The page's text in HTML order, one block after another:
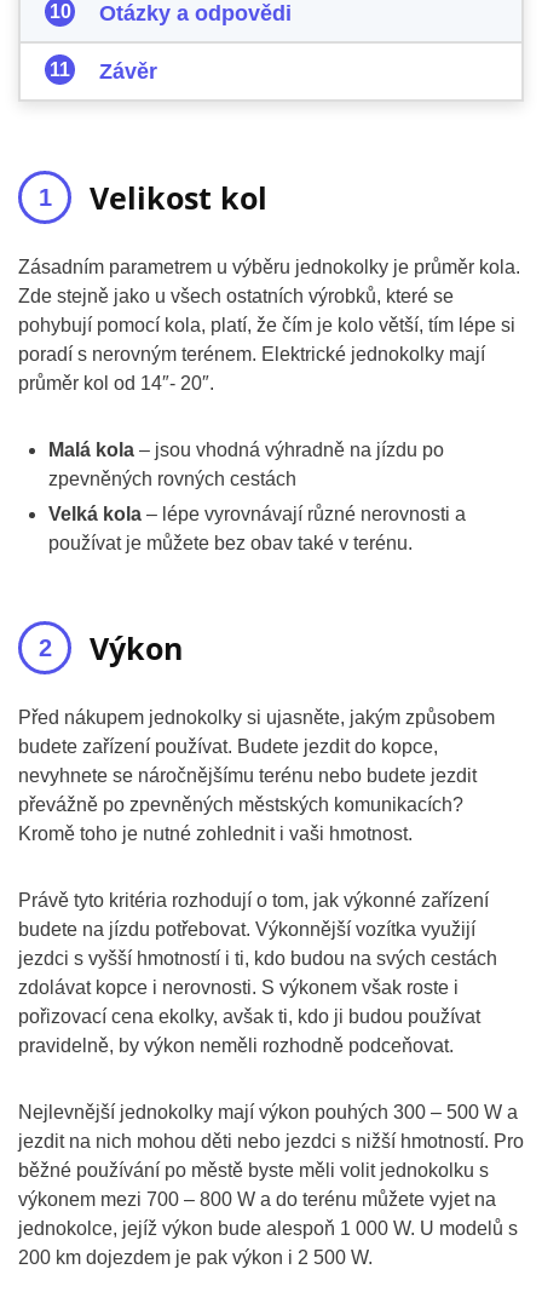
Otázky a odpovědi
Závěr
Velikost kol
Zásadním parametrem u výběru jednokolky je průměr kola.
Zde stejně jako u všech ostatních výrobků, které se
pohybují pomocí kola, platí, že čím je kolo větší, tím lépe si
poradí s nerovným terénem. Elektrické jednokolky mají
průměr kol od 14″- 20″.
Malá kola – jsou vhodná výhradně na jízdu po
zpevněných rovných cestách
Velká kola – lépe vyrovnávají různé nerovnosti a
používat je můžete bez obav také v terénu.
Výkon
Před nákupem jednokolky si ujasněte, jakým způsobem
budete zařízení používat. Budete jezdit do kopce,
nevyhnete se náročnějšímu terénu nebo budete jezdit
převážně po zpevněných městských komunikacích?
Kromě toho je nutné zohlednit i vaši hmotnost.
Právě tyto kritéria rozhodují o tom, jak výkonné zařízení
budete na jízdu potřebovat. Výkonnější vozítka využijí
jezdci s vyšší hmotností i ti, kdo budou na svých cestách
zdolávat kopce i nerovnosti. S výkonem však roste i
pořizovací cena ekolky, avšak ti, kdo ji budou používat
pravidelně, by výkon neměli rozhodně podceňovat.
Nejlevnější jednokolky mají výkon pouhých 300 – 500 W a
jezdit na nich mohou děti nebo jezdci s nižší hmotností. Pro
běžné používání po městě byste měli volit jednokolku s
výkonem mezi 700 – 800 W a do terénu můžete vyjet na
jednokolce, jejíž výkon bude alespoň 1 000 W. U modelů s
200 km dojezdem je pak výkon i 2 500 W.